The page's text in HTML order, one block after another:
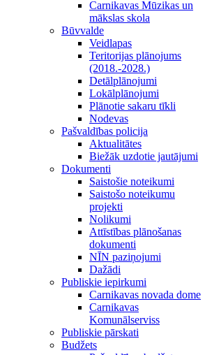
Carnikavas Mūzikas un
mākslas skola
Būvvalde
Veidlapas
Teritorijas plānojums
(2018.-2028.)
Detālplānojumi
Lokālplānojumi
Plānotie sakaru tīkli
Nodevas
Pašvaldības policija
Aktualitātes
Biežāk uzdotie jautājumi
Dokumenti
Saistošie noteikumi
Saistošo noteikumu
projekti
Nolikumi
Attīstības plānošanas
dokumenti
NĪN paziņojumi
Dažādi
Publiskie iepirkumi
Carnikavas novada dome
Carnikavas
Komunālserviss
Publiskie pārskati
Budžets